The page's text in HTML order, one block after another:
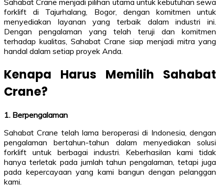
Sahabat Crane menjadi pilihan utama untuk kebutuhan sewa
forklift di Tajurhalang, Bogor, dengan komitmen untuk
menyediakan layanan yang terbaik dalam industri ini.
Dengan pengalaman yang telah teruji dan komitmen
terhadap kualitas, Sahabat Crane siap menjadi mitra yang
handal dalam setiap proyek Anda.
Kenapa Harus Memilih Sahabat
Crane?
1. Berpengalaman
Sahabat Crane telah lama beroperasi di Indonesia, dengan
pengalaman bertahun-tahun dalam menyediakan solusi
forklift untuk berbagai industri. Keberhasilan kami tidak
hanya terletak pada jumlah tahun pengalaman, tetapi juga
pada kepercayaan yang kami bangun dengan pelanggan
kami.